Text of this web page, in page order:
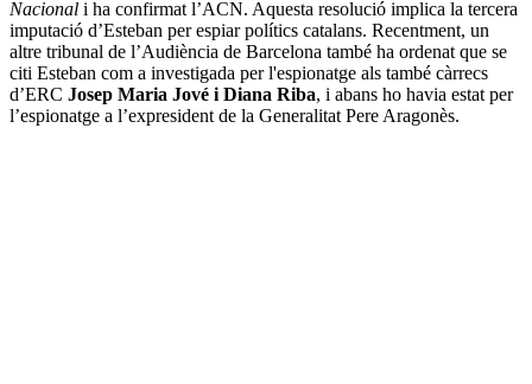
Nacional i ha confirmat l’ACN. Aquesta resolució implica la tercera
imputació d’Esteban per espiar polítics catalans. Recentment, un
altre tribunal de l’Audiència de Barcelona també ha ordenat que se
citi Esteban com a investigada per l'espionatge als també càrrecs
d’ERC Josep Maria Jové i Diana Riba, i abans ho havia estat per
l’espionatge a l’expresident de la Generalitat Pere Aragonès.